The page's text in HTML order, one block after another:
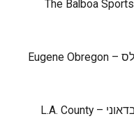
מתחם הספורט בלבואה באנסינו – The Balboa Sports
פארק יוג'ין אובורגון במזרח לוס אנג‘לס – Eugene Obregon
משרד החינוך של מחוז לוס אנג’לס בדאוני – L.A. County